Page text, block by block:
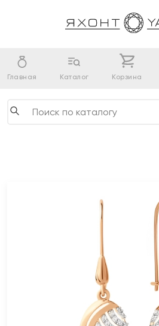
Главная Каталог Корзина